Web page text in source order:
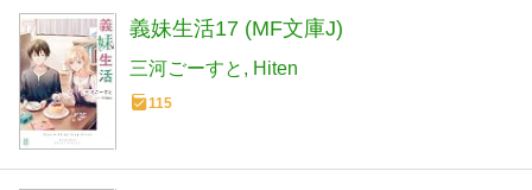
義妹生活17 (MF文庫J)
三河ごーすと Hiten
115